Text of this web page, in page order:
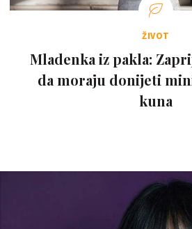
ŽIVOT
Mladenka iz pakla:
da moraju donijeti
kuna